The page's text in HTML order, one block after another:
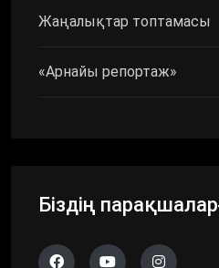
Жаңалықтар топтамасы
«Арнайы репортаж»
Біздің